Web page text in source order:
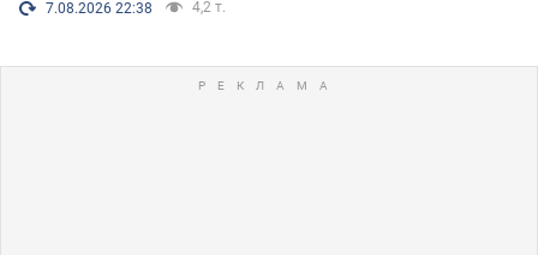
7.08.2026 22:38 4,2 т.